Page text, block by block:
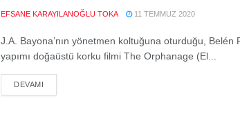
EFSANE KARAYILANOĞLU TOKA 11 TEMMUZ 2020
J.A. Bayona’nın yönetmen koltuğuna oturduğu,
yapımı doğaüstü korku filmi The Orphanage (El...
DEVAMI